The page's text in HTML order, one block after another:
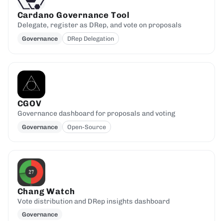
Cardano Governance Tool
Delegate, register as DRep, and vote on proposals
Governance DRep Delegation
CGOV
Governance dashboard for proposals and voting
Governance Open-Source
Chang Watch
Vote distribution and DRep insights dashboard
Governance